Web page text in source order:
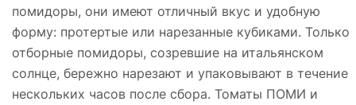
помидоры, они имеют отличный вкус и удобную
форму: протертые или нарезанные кубиками. Только
отборные помидоры, созревшие на итальянском
солнце, бережно нарезают и упаковывают в течение
нескольких часов после сбора. Томаты ПОМИ и